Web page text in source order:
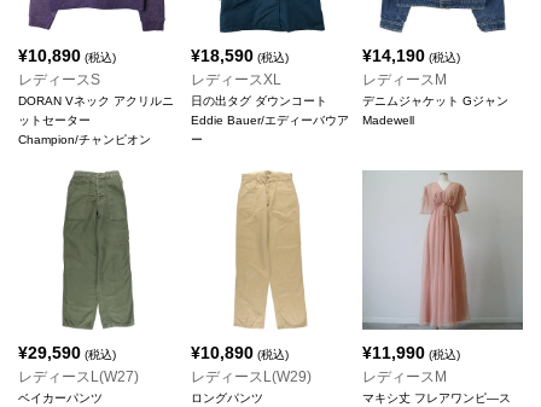
¥10,890 (税込)
レディースS
DORAN Vネック アクリルニ
ットセーター
Champion/チャンピオン
¥18,590(税込)
レディースXL
日の出タグ ダウンコート
Eddie Bauer/エディーバウア
ー
¥14,190 (税込)
レディースM
デニムジャケット Gジャン
Madewell
¥29,590 (税込)
レディースL(W27)
ベイカーパンツ
¥10,890(税込)
レディースL(W29)
ロングパンツ
¥11,990 (税込)
レディースM
マキシ丈 フレアワンピ―ス